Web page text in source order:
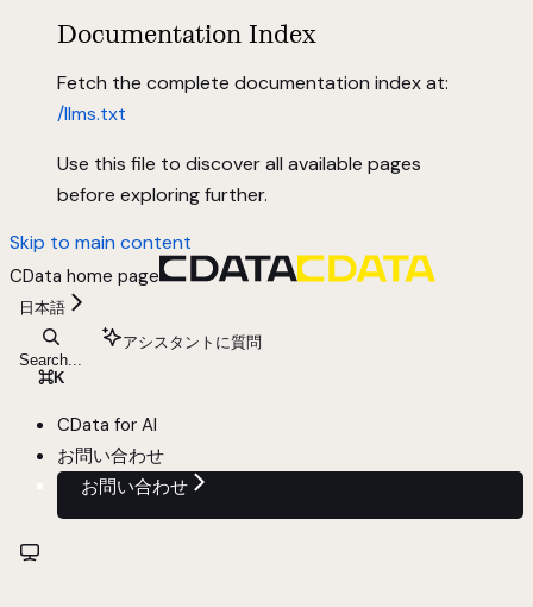
Documentation Index
Fetch the complete documentation index at:
/llms.txt
Use this file to discover all available pages
before exploring further.
Skip to main content
CData home page
日本語
Search...
⌘K
アシスタントに質問
CData for AI
お問い合わせ
お問い合わせ